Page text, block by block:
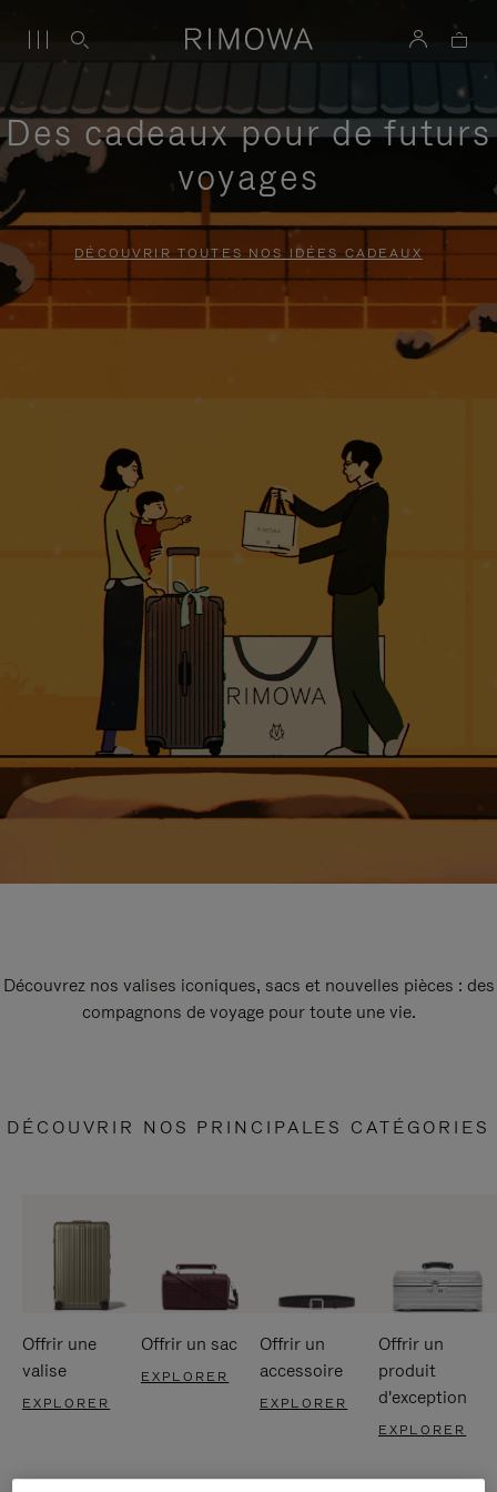
Des cadeaux pour de futurs
voyages
DÉCOUVRIR TOUTES NOS IDÉES CADEAUX
Découvrez nos valises iconiques, sacs et nouvelles pièces : des
compagnons de voyage pour toute une vie.
DÉCOUVRIR NOS PRINCIPALES CATÉGORIES
Offrir une
valise
EXPLORER
Offrir un sac
EXPLORER
Offrir un
accessoire
EXPLORER
Offrir un
produit
d'exception
EXPLORER